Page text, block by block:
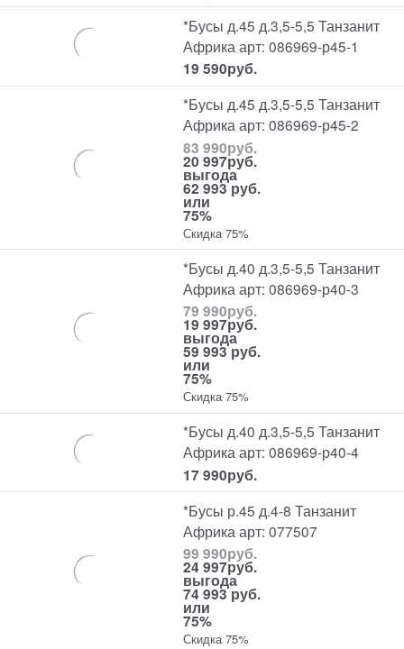
*Бусы д.45 д.3,5-5,5 Танзанит
Африка арт: 086969-р45-1
19 590руб.
*Бусы д.45 д.3,5-5,5 Танзанит
Африка арт: 086969-р45-2
83 990руб.
20 997руб.
выгода
62 993 руб.
или
75%
Скидка 75%
*Бусы д.40 д.3,5-5,5 Танзанит
Африка арт: 086969-р40-3
79 990руб.
19 997руб.
выгода
59 993 руб.
или
75%
Скидка 75%
*Бусы д.40 д.3,5-5,5 Танзанит
Африка арт: 086969-р40-4
17 990руб.
*Бусы р.45 д.4-8 Танзанит
Африка арт: 077507
99 990руб.
24 997руб.
выгода
74 993 руб.
или
75%
Скидка 75%